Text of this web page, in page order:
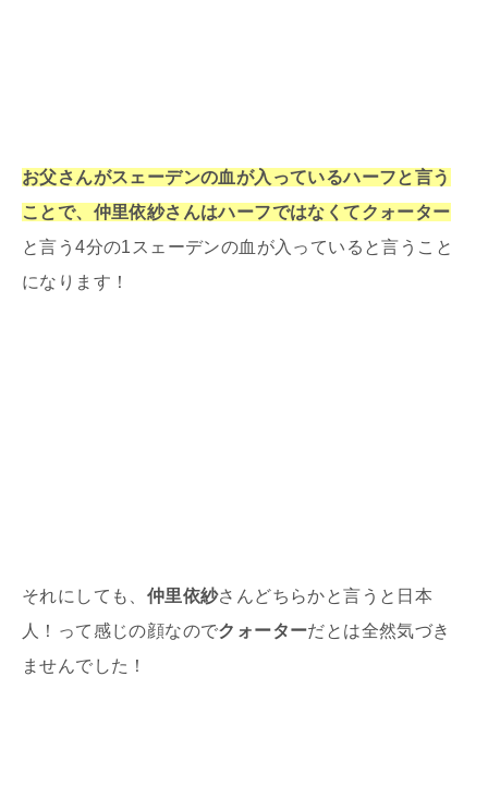
お父さんがスェーデンの血が入っているハーフと言う
ことで、 仲里依紗さんはハーフではなくてクォーター
と言う4分の1スェーデンの血が入っていると言うこと
になります！
それにしても、 仲里依紗さんどちらかと言うと日本
人！って感じの顔なのでクォーターだとは全然気づき
ませんでした！